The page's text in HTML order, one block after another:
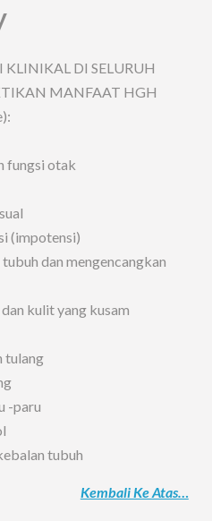
KLINIKAL DI SELURUH
MANFAAT HGH
fungsi otak
(impotensi)
dan mengencangkan
kulit yang kusam
tulang
-paru
tubuh
Kembali Ke Atas…